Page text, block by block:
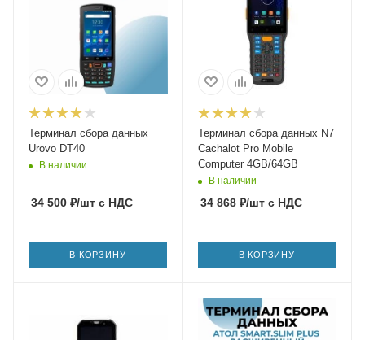
Терминал сбора данных
Urovo DT40
В наличии
34 500 ₽/шт с НДС
В КОРЗИНУ
Терминал сбора данных N7
Cachalot Pro Mobile
Computer 4GB/64GB
В наличии
34 868₽/штс НДС
В КОРЗИНУ